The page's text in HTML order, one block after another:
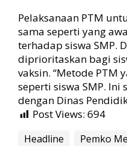
Pelaksanaan PTM
sama seperti yang
terhadap siswa SMP.
diprioritaskan bagi
vaksin. “Metode PTM
seperti siswa SMP.
dengan Dinas
Post Views: 694
Headline Pemko